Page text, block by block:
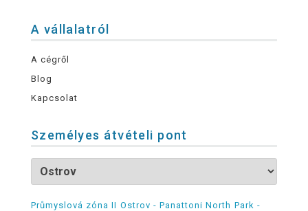
A vállalatról
A cégről
Blog
Kapcsolat
Személyes átvételi pont
Průmyslová zóna II Ostrov - Panattoni North Park -